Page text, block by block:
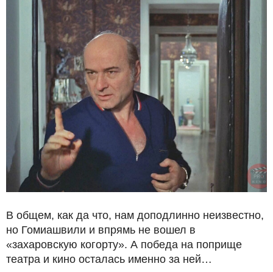
В общем, как да что, нам доподлинно неизвестно,
но Гомиашвили и впрямь не вошел в
«захаровскую когорту». А победа на поприще
театра и кино осталась именно за ней…